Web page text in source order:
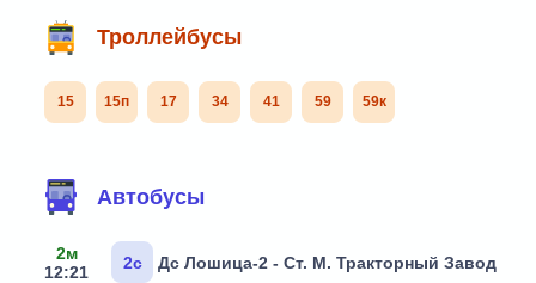
Троллейбусы
15 15п 17 34 41 59 59к
Автобусы
2м
12:21
2с Дс Лошица-2 - Ст. М. Тракторный Завод